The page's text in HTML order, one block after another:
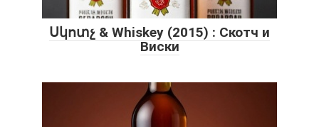
Սկոտչ & Whiskey (2015) : Скотч и
Виски